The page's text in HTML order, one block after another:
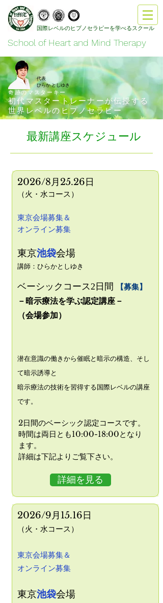
国際レベルのヒプノセラピーを学べるスクール
School of Heart and Mind Therapy
​奇跡のマスターキー
初代マスタートレーナーが伝授する
世界レベルのヒプノセラピー
代表
ひらかとしゆき
最新講座スケジュール
2026/8月25.26日
（火・水コース）
東京会場募集＆
​オンライン募集
​東京池袋会場
講師： ひらかとしゆき
ベーシックコース2日間 【募集】
－ 暗示療法を学ぶ認定講座－
（会場参加）
潜在意識の働きから催眠と暗示の構造、そし
て暗示誘導と
暗示療法の技術を習得する国際レベルの講座
です。
2日間のベーシック認定コースです。
時間は両日とも10:00-18:00となり
ます。
​詳細は下記よりご覧下さい。
詳細を見る
2026/9月15.16日
（火・水コース）
東京会場募集＆
オンライン募集
​東京池袋会場